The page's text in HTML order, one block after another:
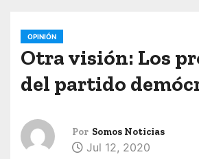
OPINIÓN
Otra visión: Los
del partido
Por Somos Noticias
Jul 12, 2020